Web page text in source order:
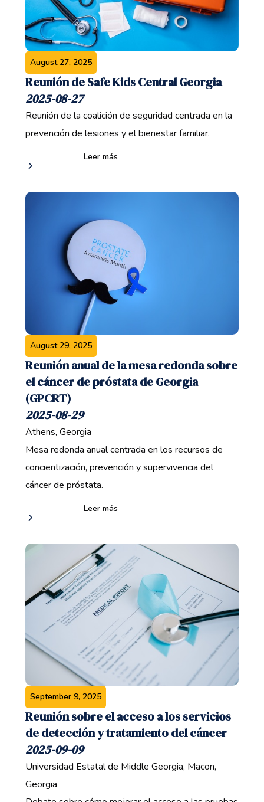
August 27, 2025
Reunión de Safe Kids Central Georgia
2025-08-27
Reunión de la coalición de seguridad centrada en la
prevención de lesiones y el bienestar familiar.
Leer más
August 29, 2025
Reunión anual de la mesa redonda sobre
el cáncer de próstata de Georgia
(GPCRT)
2025-08-29
Athens, Georgia
Mesa redonda anual centrada en los recursos de
concientización, prevención y supervivencia del
cáncer de próstata.
Leer más
September 9, 2025
Reunión sobre el acceso a los servicios
de detección y tratamiento del cáncer
2025-09-09
Universidad Estatal de Middle Georgia, Macon,
Georgia